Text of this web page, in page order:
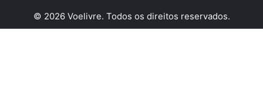
© 2026 Voelivre. Todos os direitos reservados.